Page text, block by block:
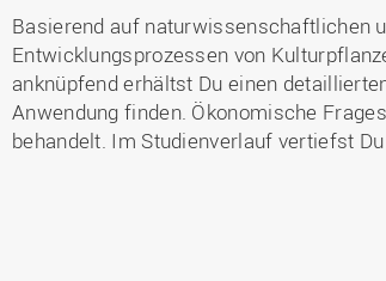
Basierend auf naturwissenschaftlichen
Entwicklungsprozessen von
anknüpfend erhältst Du einen
Anwendung finden. Ökonomische
behandelt. Im Studienverlauf vertiefst